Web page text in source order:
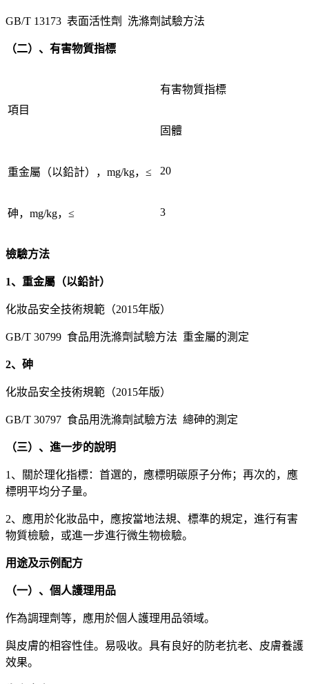
GB/T 13173 表面活性劑 洗滌劑試驗方法
（二）、有害物質指標
項目
有害物質指標
固體
重金屬（以鉛計），mg/kg，≤ 20
砷，mg/kg，≤ 3
檢驗方法
1、重金屬（以鉛計）
化妝品安全技術規範（2015年版）
GB/T 30799 食品用洗滌劑試驗方法 重金屬的測定
2、砷
化妝品安全技術規範（2015年版）
GB/T 30797 食品用洗滌劑試驗方法 總砷的測定
（三）、進一步的說明
1、關於理化指標：首選的，應標明碳原子分佈；再次的，應
標明平均分子量。
2、應用於化妝品中，應按當地法規、標準的規定，進行有害
物質檢驗，或進一步進行微生物檢驗。
用途及示例配方
（一）、個人護理用品
作為調理劑等，應用於個人護理用品領域。
與皮膚的相容性佳。易吸收。具有良好的防老抗老、皮膚養護
效果。